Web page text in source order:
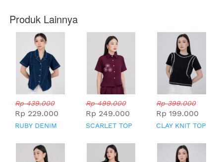
Produk Lainnya
Rp 439.000
Rp 229.000
RUBY DENIM
Rp 499.000
Rp 249.000
SCARLET TOP
Rp 399.000
Rp 199.000
CLAY KNIT TOP